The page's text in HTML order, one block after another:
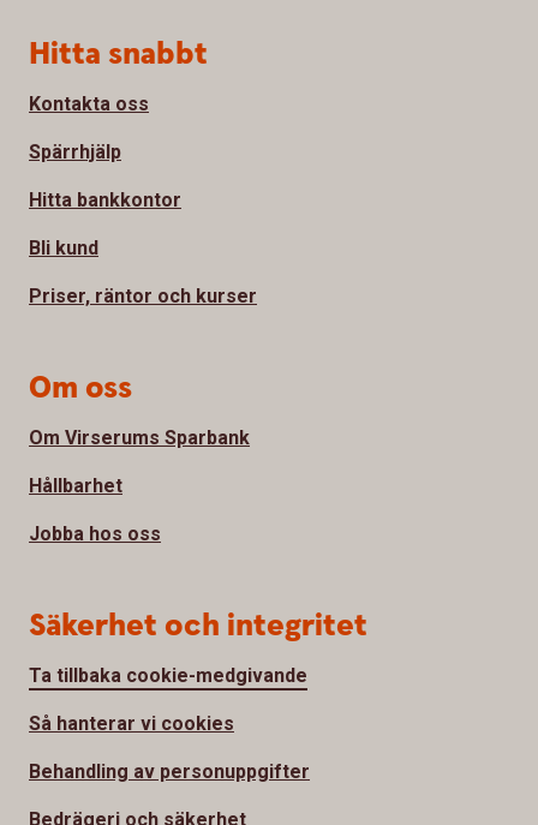
Sidfot
Hitta snabbt
Kontakta oss
Spärrhjälp
Hitta bankkontor
Bli kund
Priser, räntor och kurser
Om oss
Om Virserums Sparbank
Hållbarhet
Jobba hos oss
Säkerhet och integritet
Ta tillbaka cookie-medgivande
Så hanterar vi cookies
Behandling av personuppgifter
Bedrägeri och säkerhet